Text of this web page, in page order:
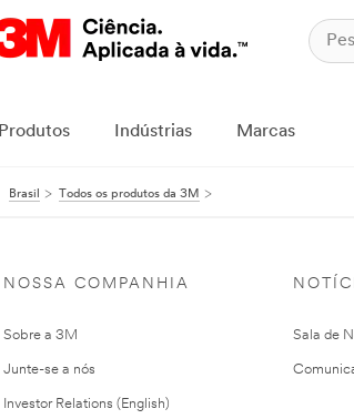
Produtos Indústrias Marcas
Brasil Todos os produtos da 3M
NOSSA COMPANHIA
Sobre a 3M
Junte-se a nós
Investor Relations (English)
Sala de